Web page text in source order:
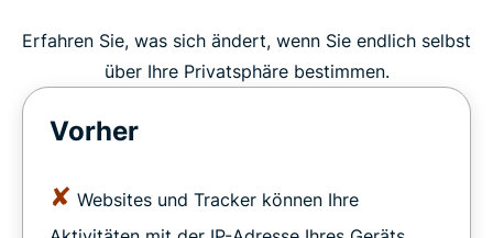
Erfahren Sie, was sich ändert, wenn Sie endlich selbst
über Ihre Privatsphäre bestimmen.
Vorher
✘ Websites und Tracker können Ihre